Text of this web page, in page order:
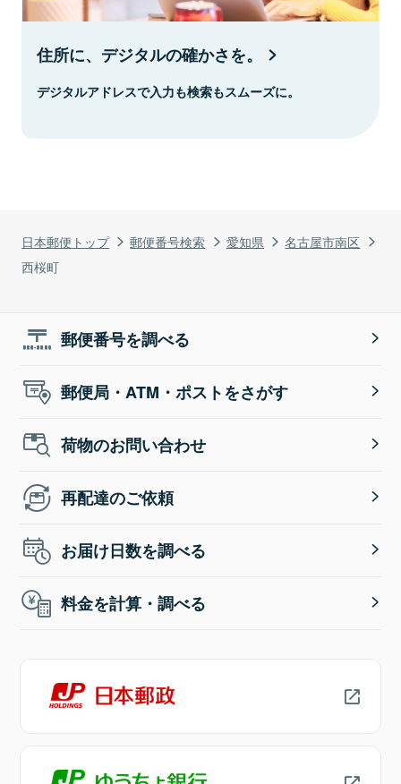
日本郵便トップ 郵便番号検索 愛知県
名古屋市南区
西桜町
住所に、デジタルの確かさを。
デジタルアドレスで入力も検索もスムーズに。
郵便番号を調べる
郵便局・ATM・ポストをさがす
荷物のお問い合わせ
再配達のご依頼
お届け日数を調べる
料金を計算・調べる